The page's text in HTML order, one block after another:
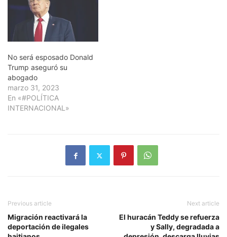
No será esposado Donald
Trump aseguró su
abogado
marzo 31, 2023
En «#POLÍTICA
INTERNACIONAL»
Previous article
Migración reactivará la
deportación de ilegales
Next article
El huracán Teddy se refuerza
y Sally, degradada a